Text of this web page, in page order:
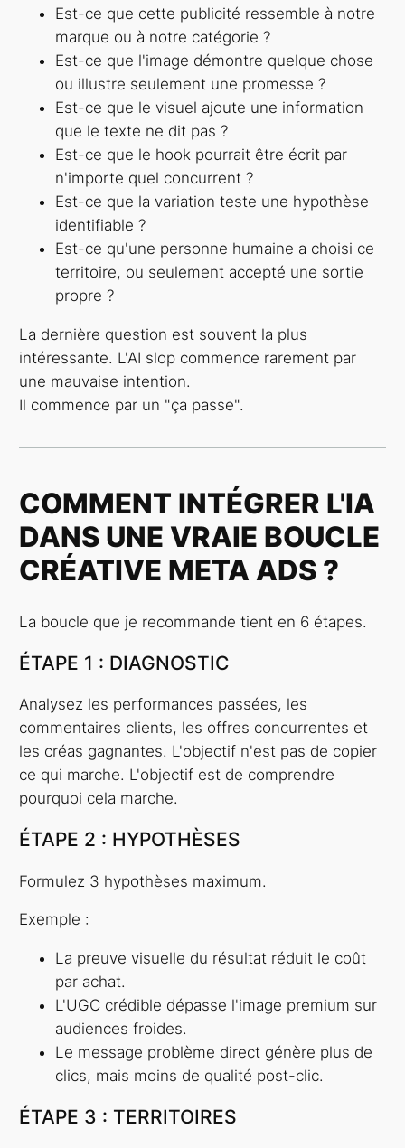
Est-ce que cette publicité ressemble à notre
marque ou à notre catégorie ?
Est-ce que l'image démontre quelque chose
ou illustre seulement une promesse ?
Est-ce que le visuel ajoute une information
que le texte ne dit pas ?
Est-ce que le hook pourrait être écrit par
n'importe quel concurrent ?
Est-ce que la variation teste une hypothèse
identifiable ?
Est-ce qu'une personne humaine a choisi ce
territoire, ou seulement accepté une sortie
propre ?
La dernière question est souvent la plus
intéressante. L'AI slop commence rarement par
une mauvaise intention.
Il commence par un "ça passe".
COMMENT INTÉGRER L'IA
DANS UNE VRAIE BOUCLE
CRÉATIVE META ADS ?
La boucle que je recommande tient en 6 étapes.
ÉTAPE 1 : DIAGNOSTIC
Analysez les performances passées, les
commentaires clients, les offres concurrentes et
les créas gagnantes. L'objectif n'est pas de copier
ce qui marche. L'objectif est de comprendre
pourquoi cela marche.
ÉTAPE 2 : HYPOTHÈSES
Formulez 3 hypothèses maximum.
Exemple :
La preuve visuelle du résultat réduit le coût
par achat.
L'UGC crédible dépasse l'image premium sur
audiences froides.
Le message problème direct génère plus de
clics, mais moins de qualité post-clic.
ÉTAPE 3 : TERRITOIRES